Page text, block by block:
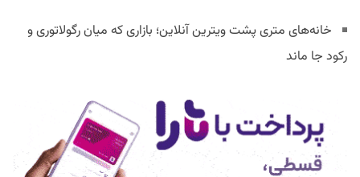
خانه‌های متری پشت ویترین آنلاین؛ بازاری که میان رگولاتوری و
رکود جا ماند